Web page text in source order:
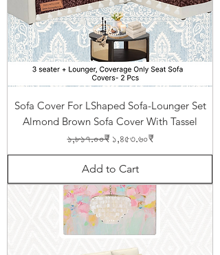
Sofa Cover For LShaped Sofa-Lounger Set
Almond Brown Sofa Cover With Tassel
Regular Price
১,৮১৭.০০₹ Sale Price
১,৪৫৩.৬০₹
Add to Cart